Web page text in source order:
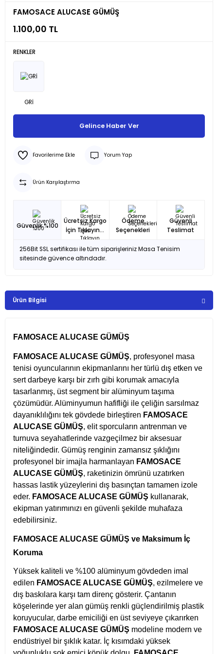
FAMOSACE ALUCASE GÜMÜŞ
1.100,00 TL
RENKLER
Gelince Haber Ver
Yorum Yap
Ürün Karşılaştırma
Güvenlik %100
Ücretsiz Kargo
İçin Tıklayın...
Ödeme
Seçenekleri
Güvenli
Teslimat
256Bit SSL sertifikası ile tüm siparişleriniz Masa Tenisim
sitesinde güvence altındadır.
Ürün Bilgisi
FAMOSACE ALUCASE GÜMÜŞ
FAMOSACE ALUCASE GÜMÜŞ, profesyonel masa
tenisi oyuncularının ekipmanlarını her türlü dış etken ve
sert darbeye karşı bir zırh gibi korumak amacıyla
tasarlanmış, üst segment bir alüminyum taşıma
çözümüdür. Alüminyumun hafifliği ile çeliğin sarsılmaz
dayanıklılığını tek gövdede birleştiren FAMOSACE
ALUCASE GÜMÜŞ, elit sporcuların antrenman ve
turnuva seyahatlerinde vazgeçilmez bir aksesuar
niteliğindedir. Gümüş renginin zamansız şıklığını
profesyonel bir imajla harmanlayan FAMOSACE
ALUCASE GÜMÜŞ, raketinizin ömrünü uzatırken
hassas lastik yüzeylerini dış basınçtan tamamen izole
eder. FAMOSACE ALUCASE GÜMÜŞ kullanarak,
ekipman yatırımınızı en güvenli şekilde muhafaza
edebilirsiniz.
FAMOSACE ALUCASE GÜMÜŞ ve Maksimum İç
Koruma
Yüksek kaliteli ve %100 alüminyum gövdeden imal
edilen FAMOSACE ALUCASE GÜMÜŞ, ezilmelere ve
dış baskılara karşı tam direnç gösterir. Çantanın
köşelerinde yer alan gümüş renkli güçlendirilmiş plastik
koruyucular, darbe emiciliği en üst seviyeye çıkarırken
FAMOSACE ALUCASE GÜMÜŞ modeline modern ve
endüstriyel bir şıklık katar. İç kısımdaki yüksek